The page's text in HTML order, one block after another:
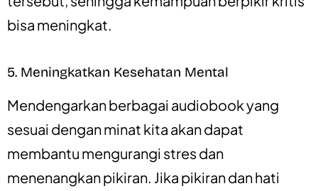
bisa meningkat.
5. Meningkatkan Kesehatan Mental
Mendengarkan berbagai audiobook yang
sesuai dengan minat kita akan dapat
membantu mengurangi stres dan
menenangkan pikiran. Jika pikiran dan hati